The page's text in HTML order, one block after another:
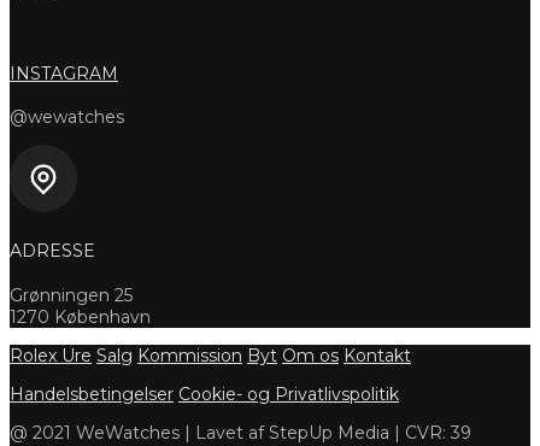
INSTAGRAM
@wewatches
ADRESSE
Grønningen 25
1270 København
Rolex Ure Salg Kommission Byt Om os Kontakt
Handelsbetingelser Cookie- og Privatlivspolitik
@ 2021 WeWatches | Lavet af StepUp Media | CVR: 39